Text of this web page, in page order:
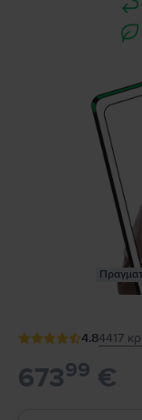
4.84417
67399 €